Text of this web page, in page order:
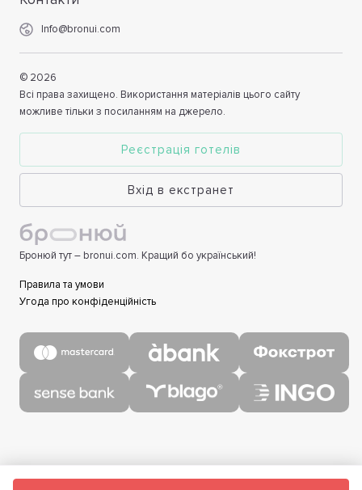
Info@bronui.com
© 2026
Всі права захищено. Використання матеріалів цього сайту
можливе тільки з посиланням на джерело.
Реєстрація готелів
Вхід в екстранет
Бронюй тут – bronui.com. Кращий бо український!
Правила та умови
Угода про конфіденційність